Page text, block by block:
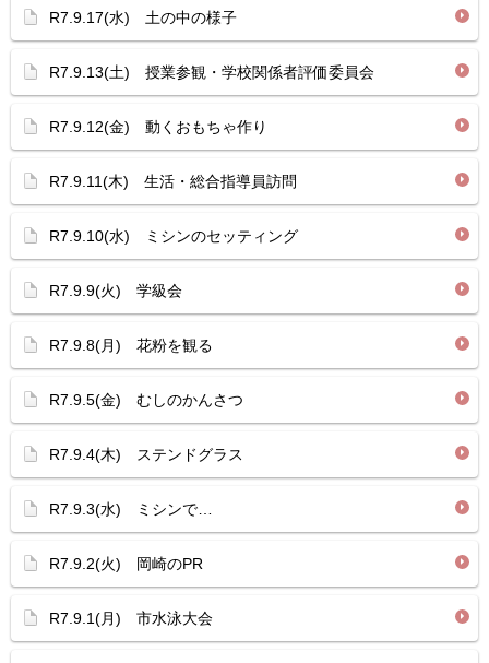
R7.9.17(水) 土の中の様子
R7.9.13(土) 授業参観・学校関係者評価委員会
R7.9.12(金) 動くおもちゃ作り
R7.9.11(木) 生活・総合指導員訪問
R7.9.10(水) ミシンのセッティング
R7.9.9(火) 学級会
R7.9.8(月) 花粉を観る
R7.9.5(金) むしのかんさつ
R7.9.4(木) ステンドグラス
R7.9.3(水) ミシンで…
R7.9.2(火) 岡崎のPR
R7.9.1(月) 市水泳大会